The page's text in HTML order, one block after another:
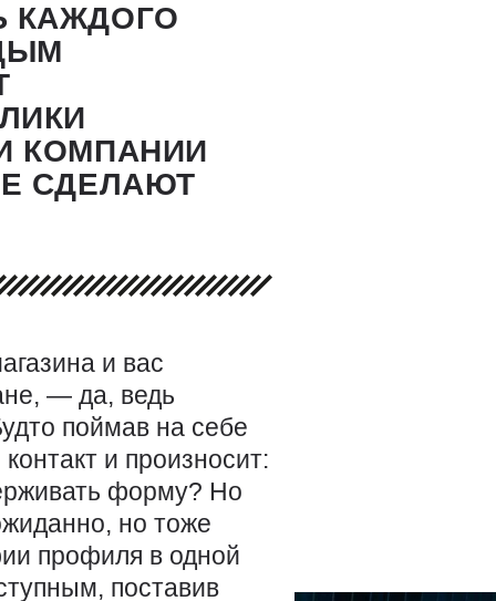
КАЖДОГО
КОМПАНИИ
СДЕЛАЮТ
и вас
— ​да, ведь
поймав на себе
и произносит:
форму? Но
но тоже
профиля в одной
поставив